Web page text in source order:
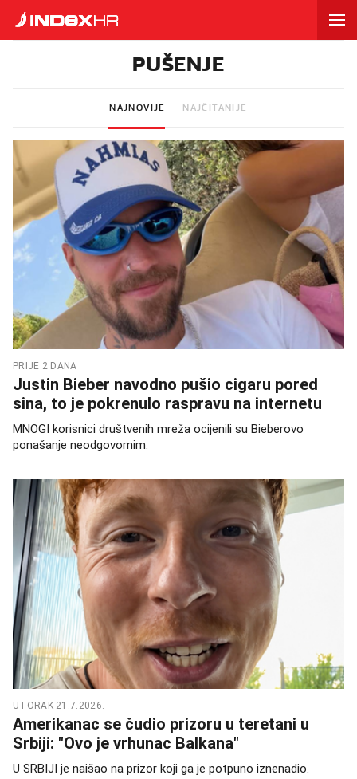
PUŠENJE
NAJNOVIJE NAJČITANIJE
PRIJE 2 DANA
Justin Bieber navodno pušio cigaru pored
sina, to je pokrenulo raspravu na internetu
MNOGI korisnici društvenih mreža ocijenili su Bieberovo
ponašanje neodgovornim.
UTORAK 21.7.2026.
Amerikanac se čudio prizoru u teretani u
Srbiji: "Ovo je vrhunac Balkana"
U SRBIJI je naišao na prizor koji ga je potpuno iznenadio.